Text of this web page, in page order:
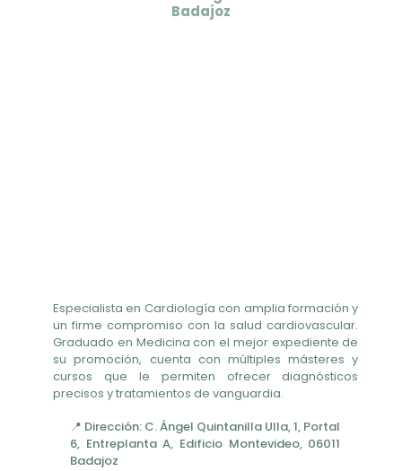
Badajoz
Especialista en Cardiología con amplia formación y
un firme compromiso con la salud cardiovascular.
Graduado en Medicina con el mejor expediente de
su promoción, cuenta con múltiples másteres y
cursos que le permiten ofrecer diagnósticos
precisos y tratamientos de vanguardia.
📍 Dirección: C. Ángel Quintanilla Ulla, 1, Portal
6, Entreplanta A, Edificio Montevideo, 06011
Badajoz